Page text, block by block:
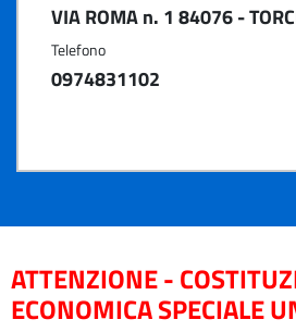
VIA ROMA n. 1 84076 -
Telefono
0974831102
ATTENZIONE -
ECONOMICA SPECIALE